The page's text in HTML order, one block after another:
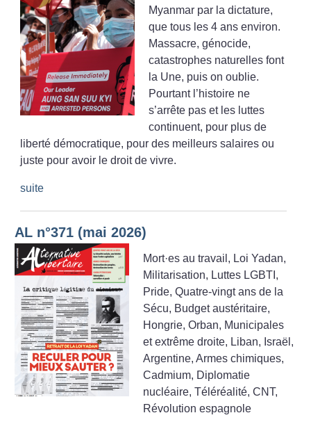
Myanmar par la dictature,
que tous les 4 ans environ.
Massacre, génocide,
catastrophes naturelles font
la Une, puis on oublie.
Pourtant l’histoire ne
s’arrête pas et les luttes
continuent, pour plus de
liberté démocratique, pour des meilleurs salaires ou
juste pour avoir le droit de vivre.
suite
AL n°371 (mai 2026)
Mort·es au travail, Loi Yadan,
Militarisation, Luttes LGBTI,
Pride, Quatre-vingt ans de la
Sécu, Budget austéritaire,
Hongrie, Orban, Municipales
et extrême droite, Liban, Israël,
Argentine, Armes chimiques,
Cadmium, Diplomatie
nucléaire, Téléréalité, CNT,
Révolution espagnole